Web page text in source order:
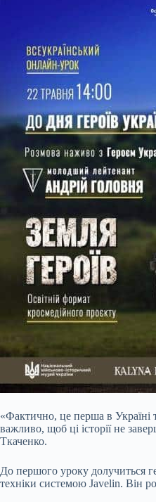
«Фактично, це перша в Україні
важливо, щоб ці історії не
Ткаченко.
До першого уроку долучиться
техніки системою Javelin. Він